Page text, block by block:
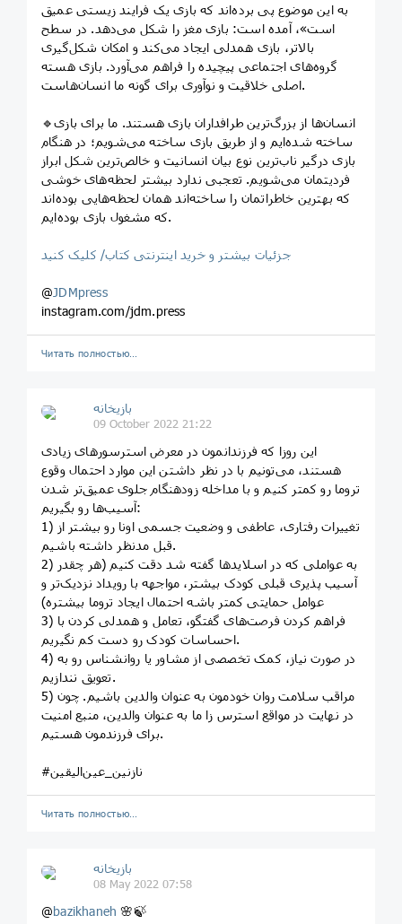
به این موضوع پی برده‌اند که بازی یک فرایند زیستی عمیق
است»، آمده است: بازی مغز را شکل می‌دهد. در سطح
بالاتر، بازی همدلی ایجاد می‌کند و امکان شکل‌گیری
گروه‌های اجتماعی پیچیده را فراهم می‌آورد. بازی هسته
اصلی خلاقیت و نوآوری برای گونه ما انسان‌هاست.
🔹انسان‌ها از بزرگ‌ترین طرافداران بازی هستند. ما برای بازی
ساخته شده‌ایم و از طریق بازی ساخته می‌شویم؛ در هنگام
بازی درگیر ناب‌ترین نوع بیان انسانیت و خالص‌ترین شکل ابراز
فردیتمان می‌شویم. تعجبی ندارد بیشتر لحظه‌های خوشی
که بهترین خاطراتمان را ساخته‌اند همان لحظه‌هایی بوده‌اند
که مشغول بازی بوده‌ایم.
جزئیات بیشتر و خرید اینترنتی کتاب/ کلیک کنید
@JDMpress
instagram.com/jdm.press
Читать полностью…
بازیخانه
09 October 2022 21:22
این روزا که فرزندانمون در معرض استرسورهای زیادی
هستند، می‌تونیم با در نظر داشتن این موارد احتمال وقوع
تروما رو کمتر کنیم و با مداخله زودهنگام جلوی عمیق‌تر شدن
آسیب‌ها رو بگیریم:
1) تغییرات رفتاری، عاطفی و وضعیت جسمی اونا رو بیشتر از
قبل مدنظر داشته باشیم.
2) به عواملی که در اسلایدها گفته شد دقت کنیم (هر چقدر
آسیب پذیری قبلی کودک بیشتر، مواجهه با رویداد نزدیک‌تر و
عوامل حمایتی کمتر باشه احتمال ایجاد تروما بیشتره)
3) فراهم کردن فرصت‌های گفتگو، تعامل و همدلی کردن با
احساسات کودک رو دست کم نگیریم.
4) در صورت نیاز، کمک تخصصی از مشاور یا روانشناس رو به
تعویق نندازیم.
5) مراقب سلامت روان خودمون به عنوان والدین باشیم. چون
در نهایت در مواقع استرس زا ما به عنوان والدین، منبع امنیت
برای فرزندمون هستیم.
#نازنین_عین‌الیقین
Читать полностью…
بازیخانه
08 May 2022 07:58
@bazikhaneh 🌸🍃